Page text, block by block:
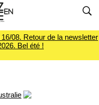
08. Retour de la newsletter
Bel été !